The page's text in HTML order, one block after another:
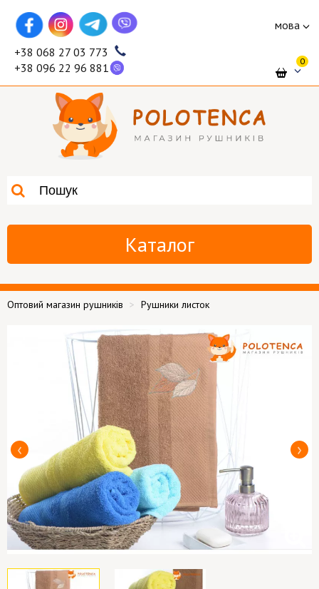
мова
+38 068 27 03 773
+38 096 22 96 881
0
Каталог
Оптовий магазин рушників Рушники листок